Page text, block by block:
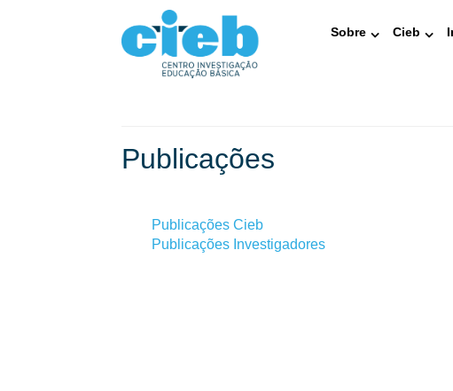
Sobre Cieb
Publicações
Publicações Cieb
Publicações Investigadores